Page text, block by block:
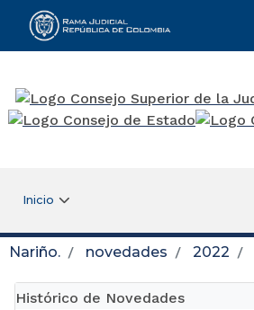
Rama Judicial
Inicio
Nariño. novedades 2022
Histórico de Novedades